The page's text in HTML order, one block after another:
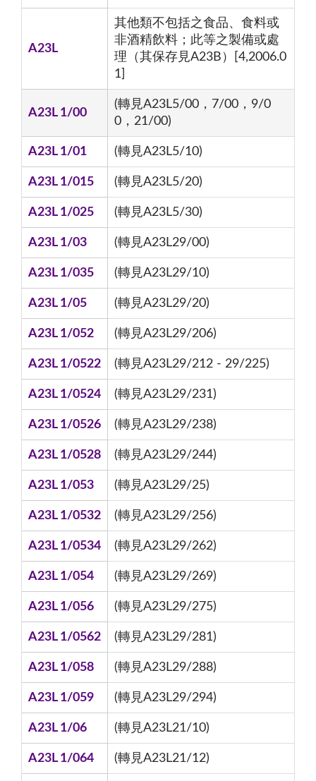
A23L
其他類不包括之食品、食料或
非酒精飲料；此等之製備或處
理（其保存見A23B）[4,2006.0
1]
A23L 1/00
(轉見A23L5/00，7/00，9/0
0，21/00)
A23L 1/01 (轉見A23L5/10)
A23L 1/015 (轉見A23L5/20)
A23L 1/025 (轉見A23L5/30)
A23L 1/03 (轉見A23L29/00)
A23L 1/035 (轉見A23L29/10)
A23L 1/05 (轉見A23L29/20)
A23L 1/052 (轉見A23L29/206)
A23L 1/0522 (轉見A23L29/212 - 29/225)
A23L 1/0524 (轉見A23L29/231)
A23L 1/0526 (轉見A23L29/238)
A23L 1/0528 (轉見A23L29/244)
A23L 1/053 (轉見A23L29/25)
A23L 1/0532 (轉見A23L29/256)
A23L 1/0534 (轉見A23L29/262)
A23L 1/054 (轉見A23L29/269)
A23L 1/056 (轉見A23L29/275)
A23L 1/0562 (轉見A23L29/281)
A23L 1/058 (轉見A23L29/288)
A23L 1/059 (轉見A23L29/294)
A23L 1/06 (轉見A23L21/10)
A23L 1/064 (轉見A23L21/12)